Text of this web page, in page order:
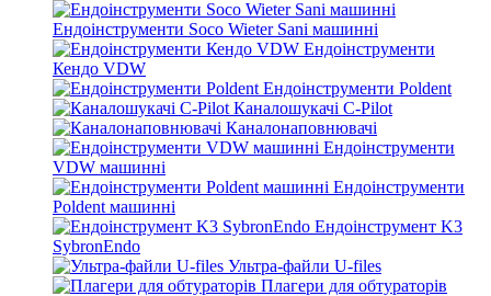
Ендоінструменти Soco Wieter Sani машинні
Ендоінструменти
Кендо VDW
Ендоінструменти Poldent
Каналошукачі C-Pilot
Каналонаповнювачі
Ендоінструменти
VDW машинні
Ендоінструменти
Poldent машинні
Ендоінструмент K3
SybronEndo
Ультра-файли U-files
Плагери для обтураторів